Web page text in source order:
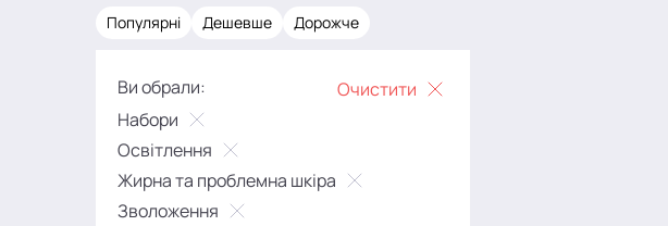
Популярні Дешевше Дорожче
Ви обрали:
Очистити
Набори
Освітлення
Жирна та проблемна шкіра
Зволоження